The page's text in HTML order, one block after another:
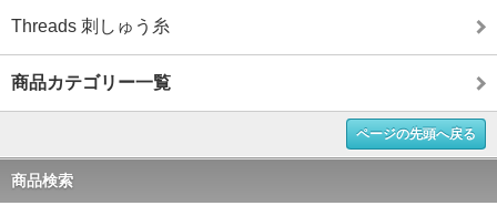
Threads 刺しゅう糸
商品カテゴリー一覧
ページの先頭へ戻る
商品検索